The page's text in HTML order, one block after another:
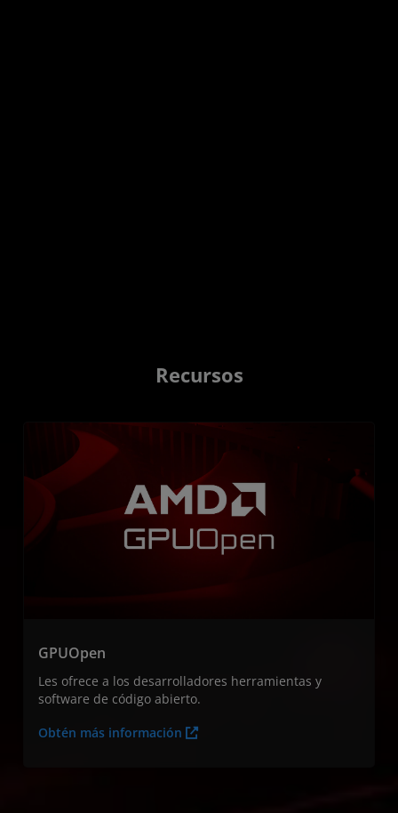
Recursos
GPUOpen
Les ofrece a los desarrolladores herramientas y
software de código abierto.
Obtén más información